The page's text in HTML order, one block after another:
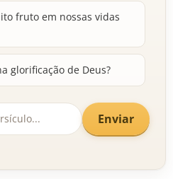
fruto em nossas vidas
glorificação de Deus?
Enviar